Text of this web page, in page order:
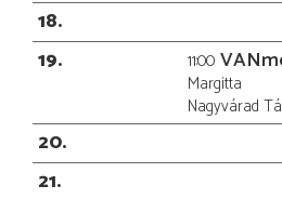
18
19
11:00
Margitta
Nagyvárad
20
21